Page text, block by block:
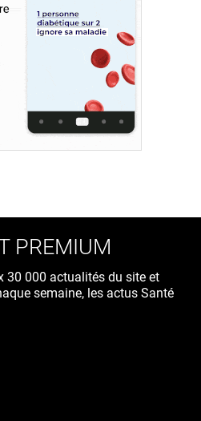
PREMIUM
30 000 actualités du site et
semaine, les actus Santé